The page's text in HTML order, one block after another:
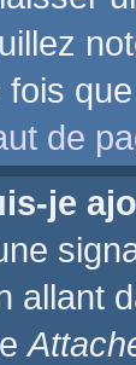
fois
de
je
allant